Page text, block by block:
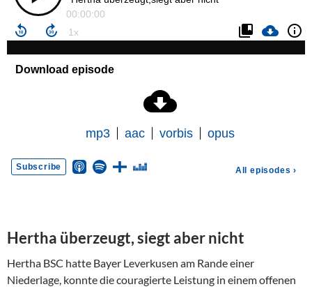
Hertha überzeugt, siegt aber nicht
Hertha BSC hatte Bayer Leverkusen am Rande einer
Niederlage, konnte die couragierte Leistung in einem offenen